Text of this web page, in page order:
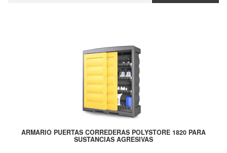
ARMARIO PUERTAS CORREDERAS POLYSTORE 1820 PARA
SUSTANCIAS AGRESIVAS